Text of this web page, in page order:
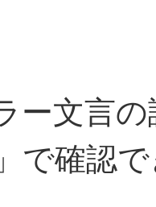
ー文言
」で確認